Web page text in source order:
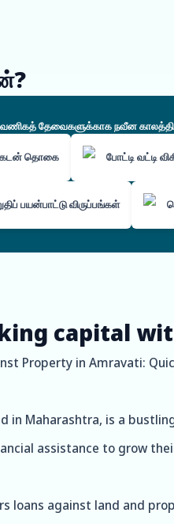
தேவைகளுக்காக நவீன
கடன் தொகை போட்டி வட்டி
பயன்பாட்டு விருப்பங்கள்
capital
Property in Amravati:
in Maharashtra, is a
assistance to grow
loans against land and